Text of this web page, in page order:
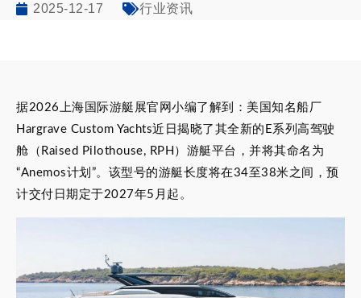
2025-12-17 行业资讯
据2026上海国际游艇展官网小编了解到：美国知名船厂
Hargrave Custom Yachts近日揭晓了其全新的E系列高驾驶
舱（Raised Pilothouse, RPH）游艇平台，并将其命名为
“Anemos计划”。该型号的游艇长度将在34至38米之间，预
计交付日期定于2027年5月起。